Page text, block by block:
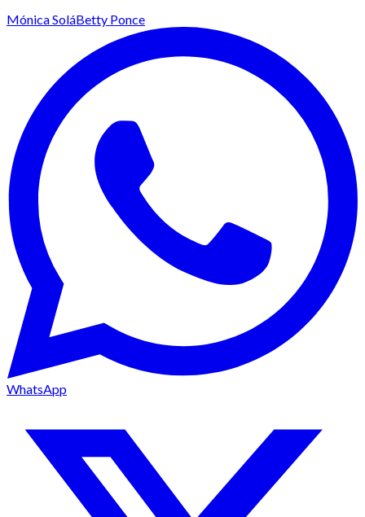
Mónica SoláBetty Ponce
WhatsApp